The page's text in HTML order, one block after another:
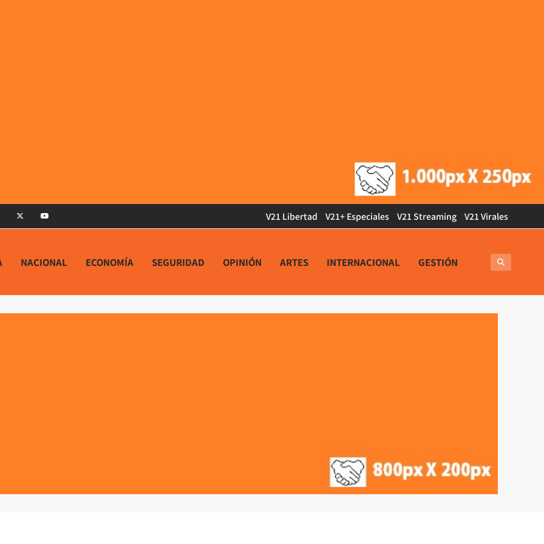
V21 Libertad V21+ Especiales V21 Streaming V21 Virales
NACIONAL ECONOMÍA SEGURIDAD OPINIÓN ARTES INTERNACIONAL GESTIÓN